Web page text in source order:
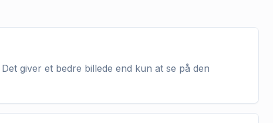
giver et bedre billede end kun at se på den